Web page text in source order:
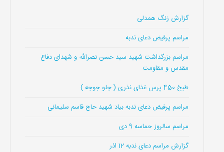
گزارش زنگ همدلی
مراسم پرفیض دعای ندبه
مراسم بزرگداشت شهید سید حسن نصرالله و شهدای دفاع
مقدس و مقاومت
طبخ 450 پرس غذای نذری ( چلو جوجه )
مراسم پرفیض دعای ندبه بیاد شهید حاج قاسم سلیمانی
مراسم سالروز حماسه 9 دی
گزارش مراسم دعای ندبه 12 اذر